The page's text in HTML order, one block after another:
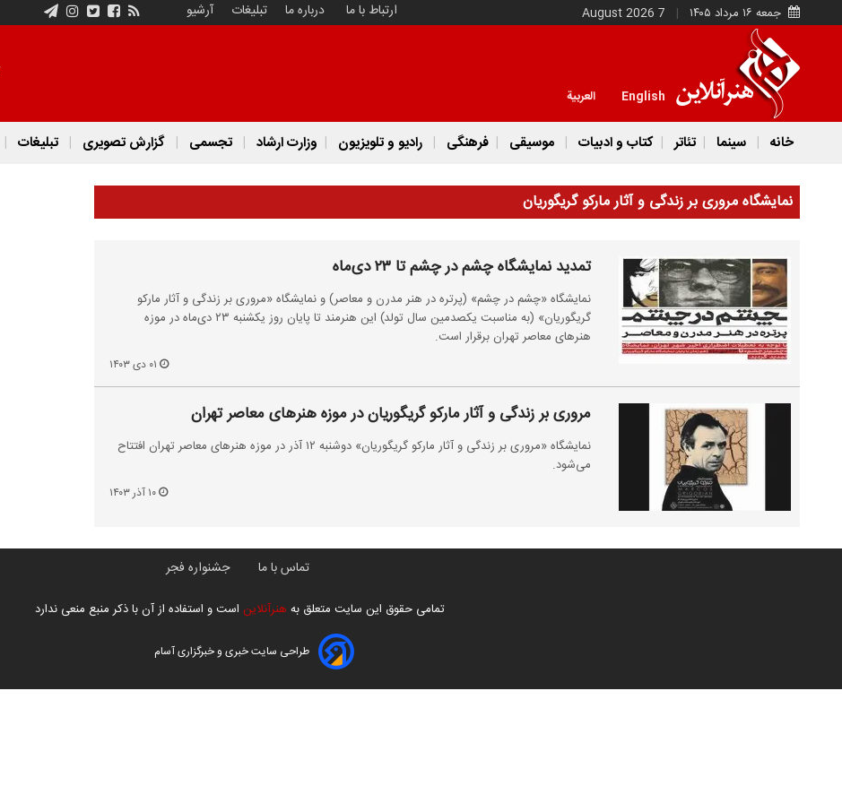
جمعه ۱۶ مرداد ۱۴۰۵ 7 August 2026 ارتباط با ما درباره ما تبلیغات آرشیو
English العربية
خانه سینما تئاتر کتاب و ادبیات موسیقی فرهنگی رادیو و تلویزیون وزارت ارشاد تجسمی گزارش تصویری تبلیغات
نمایشگاه مروری بر زندگی و آثار مارکو گریگوریان
تمدید نمایشگاه چشم در چشم تا ۲۳ دی‌ماه
نمایشگاه «چشم در چشم» (پرتره در هنر مدرن و معاصر) و نمایشگاه «مروری بر زندگی و آثار مارکو
گریگوریان» (به مناسبت یکصدمین سال تولد) این هنرمند تا پایان روز یکشنبه ۲۳ دی‌ماه در موزه
هنرهای معاصر تهران برقرار است.
مروری بر زندگی و آثار مارکو گریگوریان در موزه هنرهای معاصر تهران
نمایشگاه «مروری بر زندگی و آثار مارکو گریگوریان» دوشنبه ۱۲ آذر در موزه هنرهای معاصر تهران افتتاح
می‌شود.
۱۰ آذر ۱۴۰۳
تماس با ما جشنواره فجر
تمامی حقوق این سایت متعلق به هنرآنلاین است و استفاده از آن با ذکر منبع منعی ندارد
طراحی سایت خبری و خبرگزاری آسام